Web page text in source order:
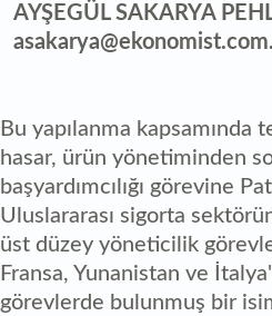
AYŞEGÜL SAKARYA
Bu yapılanma kapsamında
hasar, ürün yönetiminden
başyardımcılığı görevine
Uluslararası sigorta
üst düzey yöneticilik
Fransa, Yunanistan ve
görevlerde bulunmuş bir